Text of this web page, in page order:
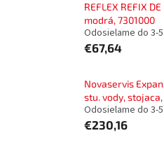
REFLEX REFIX
modrá, 7301000
Odosielame do 3-
€67,64
Novaservis
stu. vody,
Odosielame do 3-
€230,16